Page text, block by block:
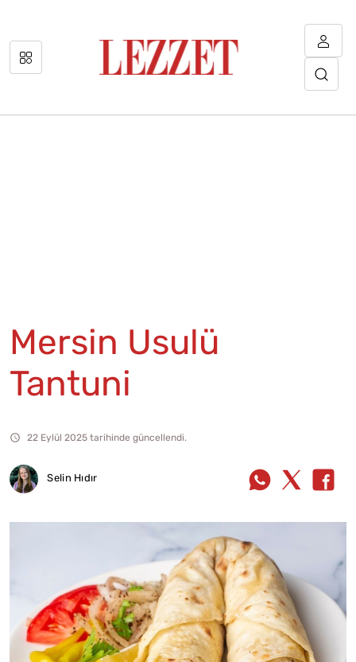
Mersin Usulü
Tantuni
22 Eylül 2025 tarihinde güncellendi.
Selin Hıdır